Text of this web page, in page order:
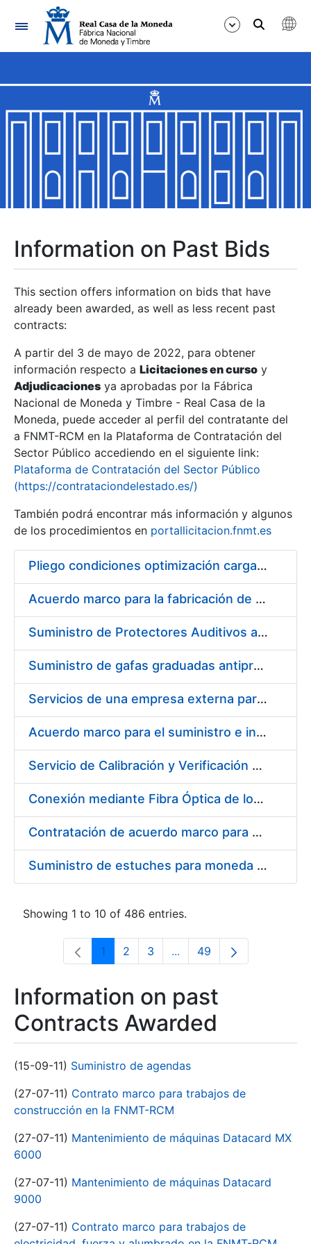
Navigation
Show/Hide
Show/Hide
Show/Hide
Show/Hide
Show/Hide
Show/Hide
Information on Past Bids
This section offers information on bids that have
already been awarded, as well as less recent past
contracts:
A partir del 3 de mayo de 2022, para obtener
información respecto a Licitaciones en curso y
Adjudicaciones ya aprobadas por la Fábrica
Nacional de Moneda y Timbre - Real Casa de la
Moneda, puede acceder al perfil del contratante del
a FNMT-RCM en la Plataforma de Contratación del
Sector Público accediendo en el siguiente link:
Plataforma de Contratación del Sector Público
(https://contrataciondelestado.es/)
También podrá encontrar más información y algunos
de los procedimientos en portallicitacion.fnmt.es
Pliego condiciones optimización cargas compras firmado
Acuerdo marco para la fabricación de piezas
Suministro de Protectores Auditivos a medida para las personas trabajadoras de los Centros de Trabajo de Madrid y Burgos
Suministro de gafas graduadas antiproyecciones para los trabajadores de la FNMT-RCM en los centros de trabajo de Madrid y Burgos
Servicios de una empresa externa para el asesoramiento y resolución de los recursos de alzada que se presentan relacionados con procesos de selección para la FNMT-RCM
Acuerdo marco para el suministro e instalación de persianas, estores y otros complementos
Servicio de Calibración y Verificación Externa de los Equipos de Medición del Servicio de Prevención de la FNMT-RCM
Conexión mediante Fibra Óptica de los Centros de Proceso de Datos (CPDs) de las sedes de la FNMT-RCM de Burgos y Madrid
Contratación de acuerdo marco para el Suministro de Material de Electricidad para la Fábrica Nacional de Moneda y Timbre-Real Casa de la Moneda en su centro de trabajo de Burgos
Suministro de estuches para moneda de 30 €
Showing 1 to 10 of 486 entries.
Page
1 Page
2 Page
3 ...Intermediate Pages Use
Page
49
Information on past
Contracts Awarded
(15-09-11) Suministro de agendas
(27-07-11) Contrato marco para trabajos de
construcción en la FNMT-RCM
(27-07-11) Mantenimiento de máquinas Datacard MX
6000
(27-07-11) Mantenimiento de máquinas Datacard
9000
(27-07-11) Contrato marco para trabajos de